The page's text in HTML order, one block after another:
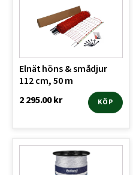
Elnät höns & smådjur
112 cm, 50 m
2 295.00kr KÖP